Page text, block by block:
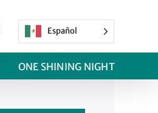
Español
ONE SHINING NIGHT